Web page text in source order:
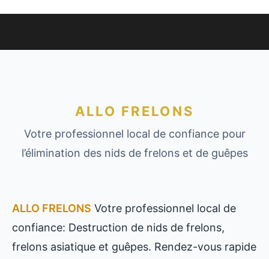
ALLO FRELONS
Votre professionnel local de confiance pour
l’élimination des nids de frelons et de guêpes
ALLO FRELONS Votre professionnel local de
confiance: Destruction de nids de frelons,
frelons asiatique et guêpes. Rendez-vous rapide